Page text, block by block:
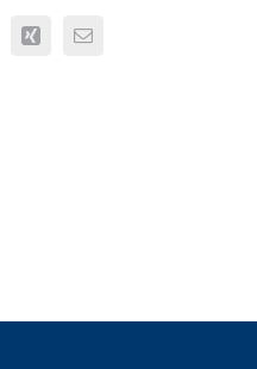
Xing
E-